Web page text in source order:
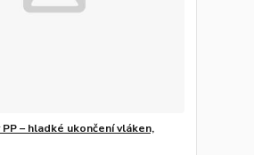
– hladké ukončení vláken,